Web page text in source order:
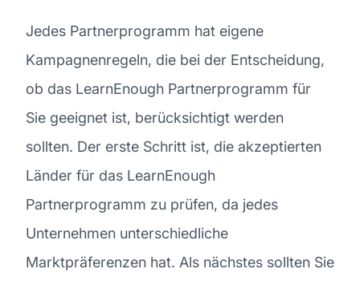
Jedes Partnerprogramm hat eigene
Kampagnenregeln, die bei der Entscheidung,
ob das LearnEnough Partnerprogramm für
Sie geeignet ist, berücksichtigt werden
sollten. Der erste Schritt ist, die akzeptierten
Länder für das LearnEnough
Partnerprogramm zu prüfen, da jedes
Unternehmen unterschiedliche
Marktpräferenzen hat. Als nächstes sollten Sie